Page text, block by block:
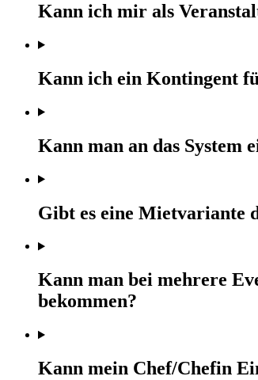
Kann ich mir als
Kann ich ein Kontingent
Kann man an das System
Gibt es eine Mietvariante
Kann man bei mehrere
bekommen?
Kann mein Chef/Chefin